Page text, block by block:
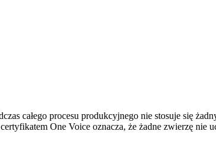
całego procesu produkcyjnego nie stosuje się
One Voice oznacza, że żadne zwierzę nie